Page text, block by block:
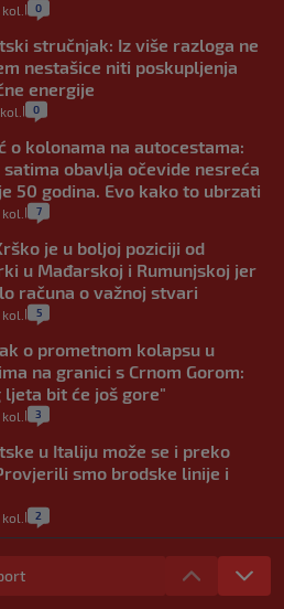
0
stručnjak: Iz više razloga ne
nestašice niti poskupljenja
energije
0
o kolonama na autocestama:
satima obavlja očevide nesreća
50 godina. Evo kako to ubrzati
7
je u boljoj poziciji od
u Mađarskoj i Rumunjskoj jer
računa o važnoj stvari
5
o prometnom kolapsu u
na granici s Crnom Gorom:
ljeta bit će još gore"
3
u Italiju može se i preko
smo brodske linije i
2
objasnio zašto kilogram
deset eura: "Nećete ih
akcijama u trgovinama"